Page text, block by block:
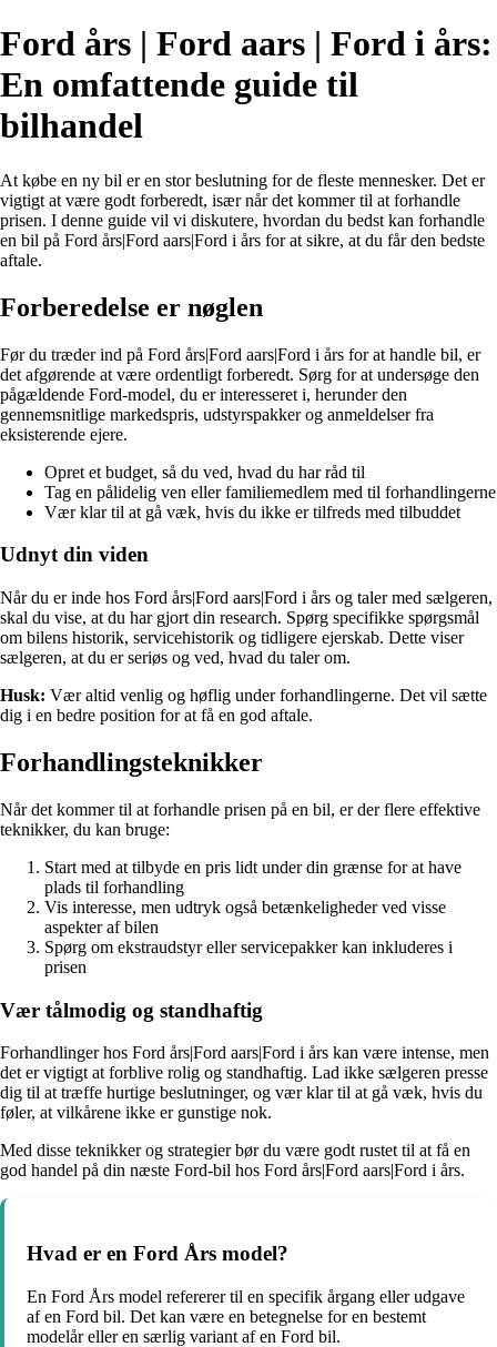
Ford års | Ford aars | Ford i års:
En omfattende guide til
bilhandel
At købe en ny bil er en stor beslutning for de fleste mennesker. Det er
vigtigt at være godt forberedt, især når det kommer til at forhandle
prisen. I denne guide vil vi diskutere, hvordan du bedst kan forhandle
en bil på Ford års|Ford aars|Ford i års for at sikre, at du får den bedste
aftale.
Forberedelse er nøglen
Før du træder ind på Ford års|Ford aars|Ford i års for at handle bil, er
det afgørende at være ordentligt forberedt. Sørg for at undersøge den
pågældende Ford-model, du er interesseret i, herunder den
gennemsnitlige markedspris, udstyrspakker og anmeldelser fra
eksisterende ejere.
Opret et budget, så du ved, hvad du har råd til
Tag en pålidelig ven eller familiemedlem med til forhandlingerne
Vær klar til at gå væk, hvis du ikke er tilfreds med tilbuddet
Udnyt din viden
Når du er inde hos Ford års|Ford aars|Ford i års og taler med sælgeren,
skal du vise, at du har gjort din research. Spørg specifikke spørgsmål
om bilens historik, servicehistorik og tidligere ejerskab. Dette viser
sælgeren, at du er seriøs og ved, hvad du taler om.
Husk: Vær altid venlig og høflig under forhandlingerne. Det vil sætte
dig i en bedre position for at få en god aftale.
Forhandlingsteknikker
Når det kommer til at forhandle prisen på en bil, er der flere effektive
teknikker, du kan bruge:
Start med at tilbyde en pris lidt under din grænse for at have
plads til forhandling
Vis interesse, men udtryk også betænkeligheder ved visse
aspekter af bilen
Spørg om ekstraudstyr eller servicepakker kan inkluderes i
prisen
Vær tålmodig og standhaftig
Forhandlinger hos Ford års|Ford aars|Ford i års kan være intense, men
det er vigtigt at forblive rolig og standhaftig. Lad ikke sælgeren presse
dig til at træffe hurtige beslutninger, og vær klar til at gå væk, hvis du
føler, at vilkårene ikke er gunstige nok.
Med disse teknikker og strategier bør du være godt rustet til at få en
god handel på din næste Ford-bil hos Ford års|Ford aars|Ford i års.
Hvad er en Ford Års model?
En Ford Års model refererer til en specifik årgang eller udgave
af en Ford bil. Det kan være en betegnelse for en bestemt
modelår eller en særlig variant af en Ford bil.